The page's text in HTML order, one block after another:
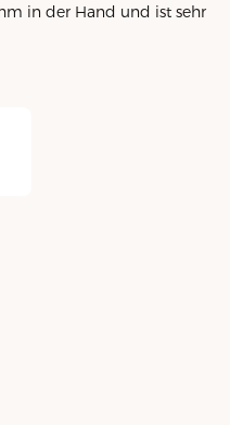
in der Hand und ist sehr